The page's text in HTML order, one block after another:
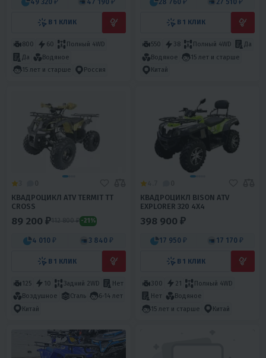
49 320 ₽ 47 190 ₽
В 1 КЛИК
800 60
Полный 4WD
Да
Водяное
15 лет и старше
Россия
28 760 ₽ 27 510 ₽
В 1 КЛИК
550 38 Полный 4WD
Да
Водяное
15 лет и старше
Китай
КВАДРОЦИКЛ ATV TERMIT TT
CROSS
89 200 ₽112 800 ₽ -21%
4 010 ₽ 3 840 ₽
В 1 КЛИК
125 10 Задний 2WD
Нет
Воздушное
Сталь
6-14 лет
Китай
КВАДРОЦИКЛ BISON ATV
EXPLORER 320 4X4
398 900 ₽
17 950 ₽ 17 170 ₽
В 1 КЛИК
300 21
Полный 4WD
Нет
Водяное
15 лет и старше
Китай